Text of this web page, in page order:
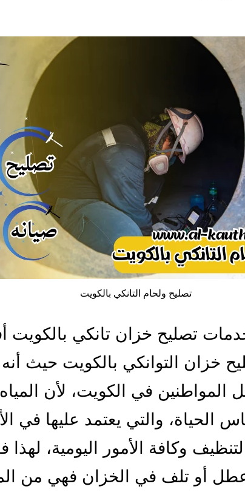
تصليح ولحام التانكي بالكويت
تصليح خزان تانكي بالكويت
خزان التوانكي بالكويت حيث أنه
المواطنين في الكويت، لأن المياه
الحياة، والتي يعتمد عليها في
وكافة الأمور اليومية، لهذا
أو تلف في الخزان فهي من